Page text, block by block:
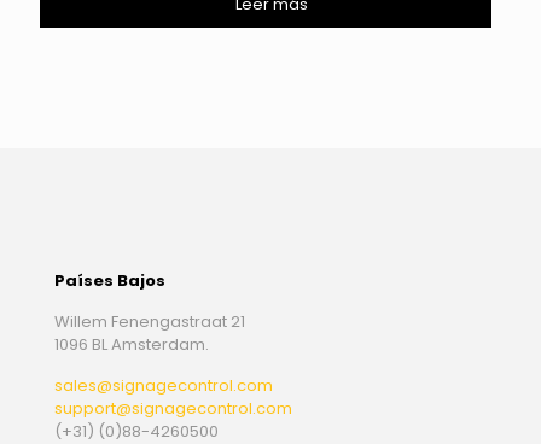
Países Bajos
Willem Fenengastraat 21
1096 BL Amsterdam.
sales@signagecontrol.com
support@signagecontrol.com
(+31) (0)88-4260500